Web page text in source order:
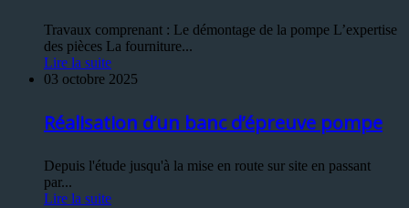
Travaux comprenant : Le démontage de la pompe L’expertise
des pièces La fourniture...
Lire la suite
03 octobre 2025
Réalisation d’un banc d’épreuve pompe
Depuis l'étude jusqu'à la mise en route sur site en passant
par...
Lire la suite